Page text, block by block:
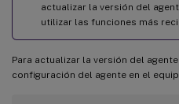
actualizar la versión del
utilizar las funciones más
Para actualizar la versión del
configuración del agente en el